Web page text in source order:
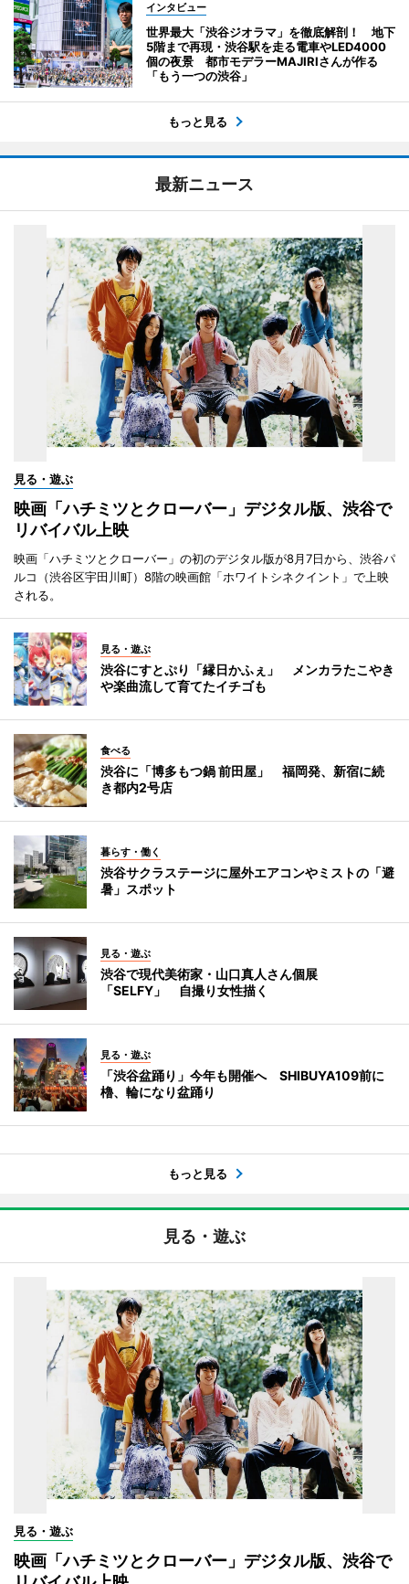
インタビュー
世界最大「渋谷ジオラマ」を徹底解剖！ 地下
5階まで再現・渋谷駅を走る電車やLED4000
個の夜景 都市モデラーMAJIRIさんが作る
「もう一つの渋谷」
もっと見る
最新ニュース
見る・遊ぶ
映画「ハチミツとクローバー」デジタル版、渋谷で
リバイバル上映
映画「ハチミツとクローバー」の初のデジタル版が8月7日から、渋谷パ
ルコ（渋谷区宇田川町）8階の映画館「ホワイトシネクイント」で上映
される。
見る・遊ぶ
渋谷にすとぷり「縁日かふぇ」 メンカラたこやき
や楽曲流して育てたイチゴも
食べる
渋谷に「博多もつ鍋 前田屋」 福岡発、新宿に続
き都内2号店
暮らす・働く
渋谷サクラステージに屋外エアコンやミストの「避
暑」スポット
見る・遊ぶ
渋谷で現代美術家・山口真人さん個展
「SELFY」 自撮り女性描く
見る・遊ぶ
「渋谷盆踊り」今年も開催へ SHIBUYA109前に
櫓、輪になり盆踊り
もっと見る
見る・遊ぶ
見る・遊ぶ
映画「ハチミツとクローバー」デジタル版、渋谷で